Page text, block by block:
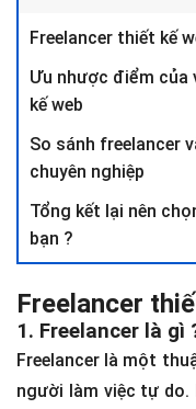
Freelancer thiết kế
Ưu nhược điểm của
kế web
So sánh freelancer
chuyên nghiệp
Tổng kết lại nên
bạn ?
Freelancer
1. Freelancer là gì
Freelancer là một
người làm việc tự